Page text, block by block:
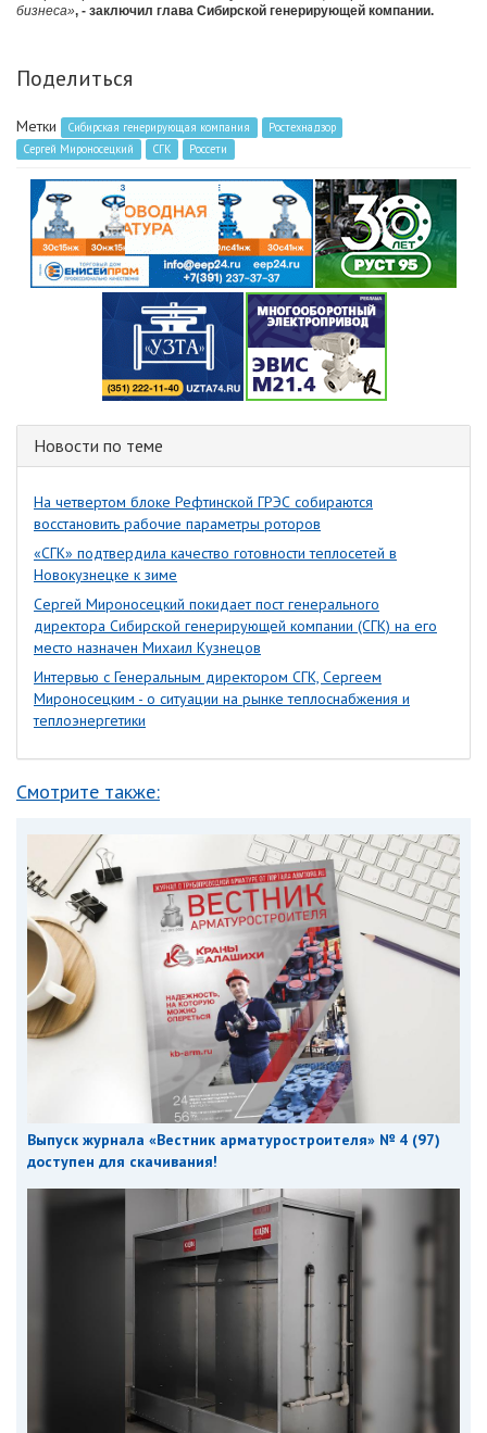
бизнеса», - заключил глава Сибирской генерирующей компании.
Поделиться
Метки Сибирская генерирующая компания
Ростехнадзор
Сергей Мироносецкий
СГК Россети
Новости по теме
На четвертом блоке Рефтинской ГРЭС собираются
восстановить рабочие параметры роторов
«СГК» подтвердила качество готовности теплосетей в
Новокузнецке к зиме
Сергей Мироносецкий покидает пост генерального
директора Сибирской генерирующей компании (СГК) на его
место назначен Михаил Кузнецов
Интервью с Генеральным директором СГК, Сергеем
Мироносецким - о ситуации на рынке теплоснабжения и
теплоэнергетики
Смотрите также:
Выпуск журнала «Вестник арматуростроителя» № 4 (97)
доступен для скачивания!